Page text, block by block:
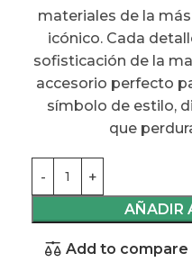
materiales de la
icónico. Cada
sofisticación de la
accesorio perfecto
símbolo de estilo,
que
AÑADIR
Add to compare